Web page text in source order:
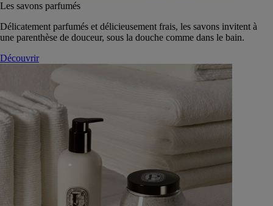
Les savons parfumés
Délicatement parfumés et délicieusement frais, les savons invitent à
une parenthèse de douceur, sous la douche comme dans le bain.
Découvrir